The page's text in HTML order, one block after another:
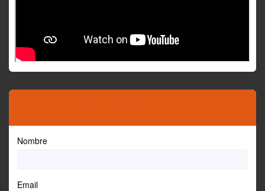
Nombre
Email